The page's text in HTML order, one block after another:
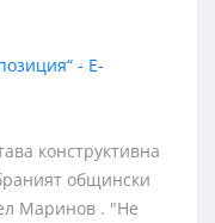
конструктивна
общински
Маринов . "Не